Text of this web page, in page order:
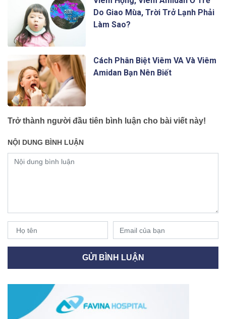
Do Giao Mùa, Trời Trở Lạnh Phải
Làm Sao?
Cách Phân Biệt Viêm VA Và Viêm
Amidan Bạn Nên Biết
Trở thành người đầu tiên bình luận cho bài viết này!
NỘI DUNG BÌNH LUẬN